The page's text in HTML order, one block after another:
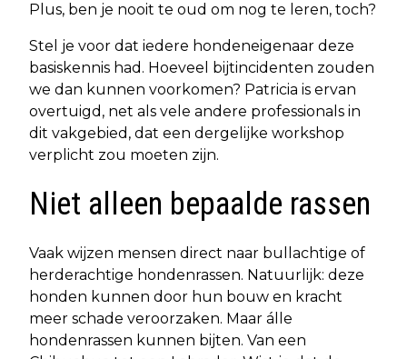
Plus, ben je nooit te oud om nog te leren, toch?
Stel je voor dat iedere hondeneigenaar deze
basiskennis had. Hoeveel bijtincidenten zouden
we dan kunnen voorkomen? Patricia is ervan
overtuigd, net als vele andere professionals in
dit vakgebied, dat een dergelijke workshop
verplicht zou moeten zijn.
Niet alleen bepaalde rassen
Vaak wijzen mensen direct naar bullachtige of
herderachtige hondenrassen. Natuurlijk: deze
honden kunnen door hun bouw en kracht
meer schade veroorzaken. Maar álle
hondenrassen kunnen bijten. Van een